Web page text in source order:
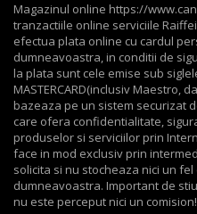
Magazinul online https://
tranzactiile online serviciile
efectua plata online cu cardul
dumneavoastra, in conditii de
la plata sunt cele emise sub
MASTERCARD(inclusiv Maestro,
bazeaza pe un sistem securizat
care ofera confidentialitate,
produselor si serviciilor prin
face in mod exclusiv prin
solicita si nu stocheaza nici un
dumneavoastra. Important de
nu este perceput nici un comision!